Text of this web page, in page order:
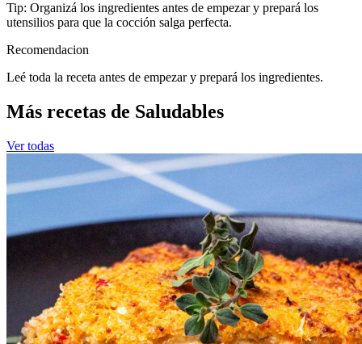
Tip: Organizá los ingredientes antes de empezar y prepará los
utensilios para que la cocción salga perfecta.
Recomendacion
Leé toda la receta antes de empezar y prepará los ingredientes.
Más recetas de Saludables
Ver todas